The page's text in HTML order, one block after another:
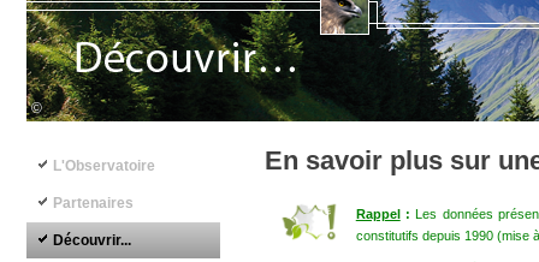
©
En savoir plus sur
Rappel:Les données
constitutifs depuis 1990 (mise
Navigation principale
L'Observatoire
Partenaires
Découvrir...